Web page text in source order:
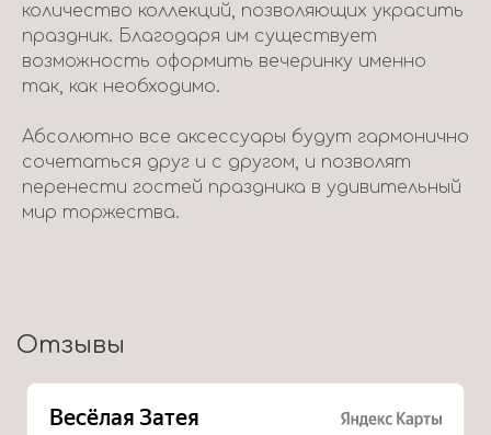
количество коллекций, позволяющих украсить
праздник. Благодаря им существует
возможность оформить вечеринку именно
так, как необходимо.
Абсолютно все аксессуары будут гармонично
сочетаться друг и с другом, и позволят
перенести гостей праздника в удивительный
мир торжества.
Отзывы